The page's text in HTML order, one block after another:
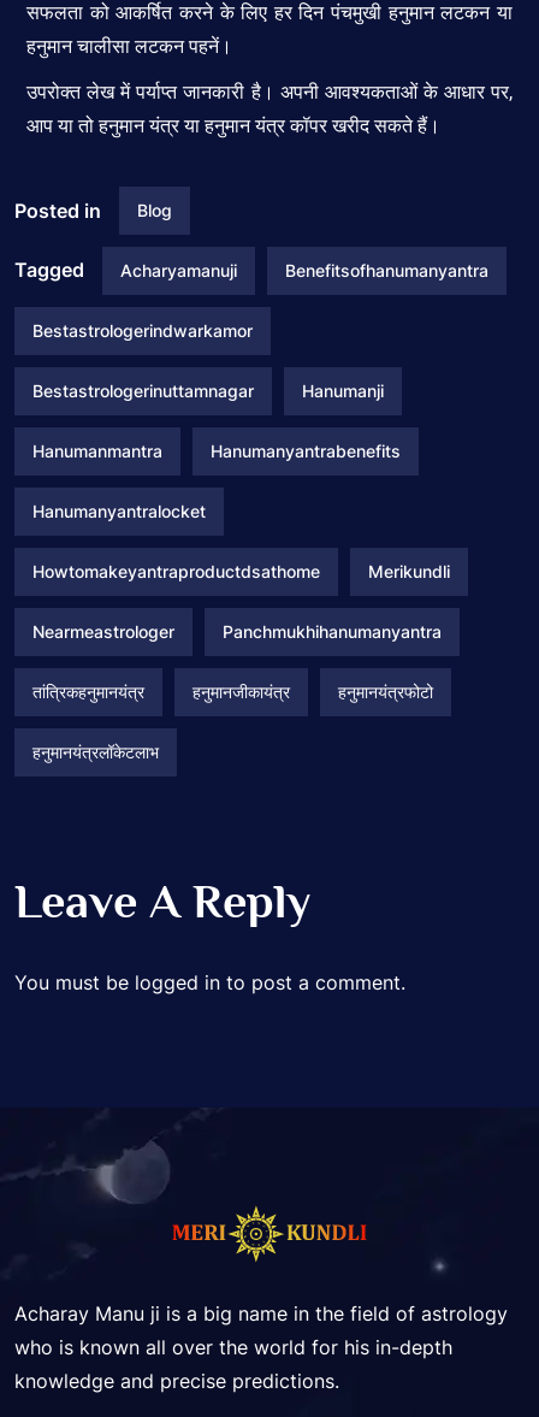
सफलता को आकर्षित करने के लिए हर दिन पंचमुखी हनुमान लटकन या
हनुमान चालीसा लटकन पहनें।
उपरोक्त लेख में पर्याप्त जानकारी है। अपनी आवश्यकताओं के आधार पर,
आप या तो हनुमान यंत्र या हनुमान यंत्र कॉपर खरीद सकते हैं।
Posted in Blog
Tagged Acharyamanuji Benefitsofhanumanyantra
Bestastrologerindwarkamor
Bestastrologerinuttamnagar Hanumanji
Hanumanmantra Hanumanyantrabenefits
Hanumanyantralocket
Howtomakeyantraproductdsathome Merikundli
Nearmeastrologer Panchmukhihanumanyantra
तांत्रिकहनुमानयंत्र हनुमानजीकायंत्र हनुमानयंत्रफोटो
हनुमानयंत्रलॉकेटलाभ
Leave A Reply
You must be logged in to post a comment.
Acharay Manu ji is a big name in the field of astrology
who is known all over the world for his in-depth
knowledge and precise predictions.